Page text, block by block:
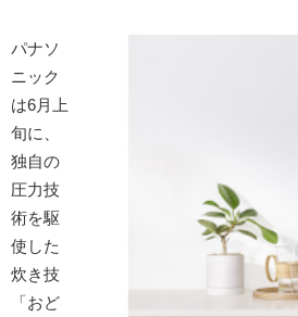
パナソ
ニック
は6月上
旬に、
独自の
圧力技
術を駆
使した
炊き技
「おど